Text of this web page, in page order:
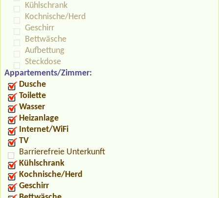
Kühlschrank
Kochnische/Herd
Geschirr
Bettwäsche
Aufbettung
Steckdose
Appartements/Zimmer:
Dusche
Toilette
Wasser
Heizanlage
Internet/WiFi
TV
Barrierefreie Unterkunft
Kühlschrank
Kochnische/Herd
Geschirr